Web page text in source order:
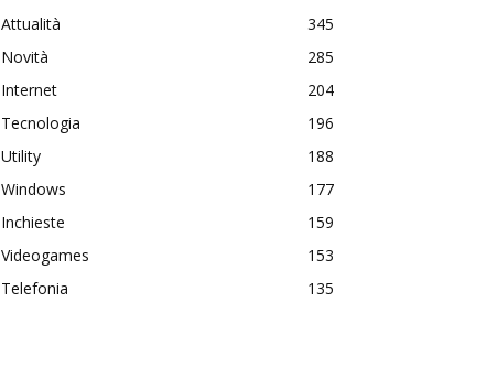
Attualità
345
Novità
285
Internet
204
Tecnologia
196
Utility
188
Windows
177
Inchieste
159
Videogames
153
Telefonia
135